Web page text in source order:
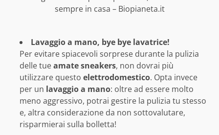
sempre in casa – Biopianeta.it
Lavaggio a mano, bye bye lavatrice!
Per evitare spiacevoli sorprese durante la pulizia
delle tueamate sneakers, non dovrai più
utilizzare questo elettrodomestico. Opta invece
per un lavaggio a mano: oltre ad essere molto
meno aggressivo, potrai gestire la pulizia tu stesso
e, altra considerazione da non sottovalutare,
risparmierai sulla bolletta!